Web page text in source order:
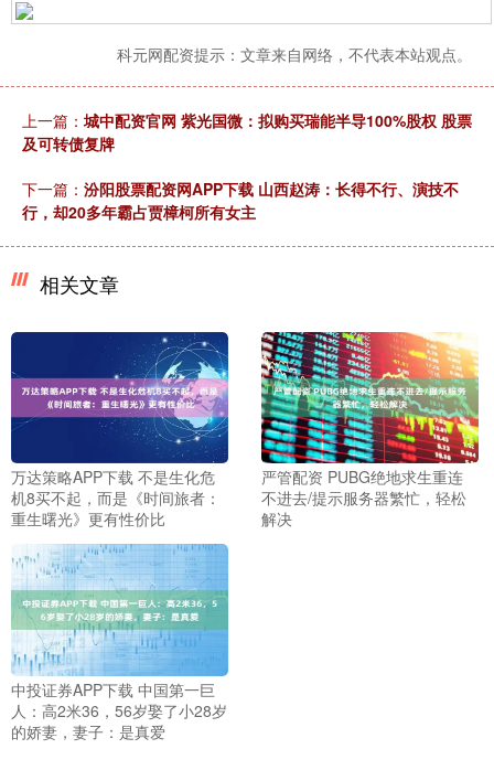
科元网配资提示：文章来自网络，不代表本站观点。
上一篇： 城中配资官网 紫光国微：拟购买瑞能半导100%股权 股票
及可转债复牌
下一篇： 汾阳股票配资网APP下载 山西赵涛：长得不行、演技不
行，却20多年霸占贾樟柯所有女主
相关文章
万达策略APP下载 不是生化危
机8买不起，而是《时间旅者：
重生曙光》更有性价比
严管配资 PUBG绝地求生重连
不进去/提示服务器繁忙，轻松
解决
中投证券APP下载 中国第一巨
人：高2米36，56岁娶了小28岁
的娇妻，妻子：是真爱